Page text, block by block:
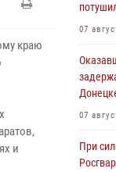
краю
и
07
07
При